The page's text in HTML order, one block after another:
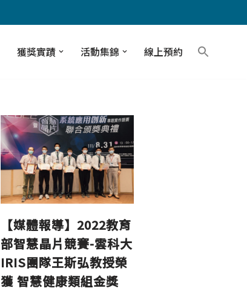
獲獎實蹟 活動集錦 線上預約
【媒體報導】2022教育
部智慧晶片競賽-雲科大
IRIS團隊王斯弘教授榮
獲 智慧健康類組金獎